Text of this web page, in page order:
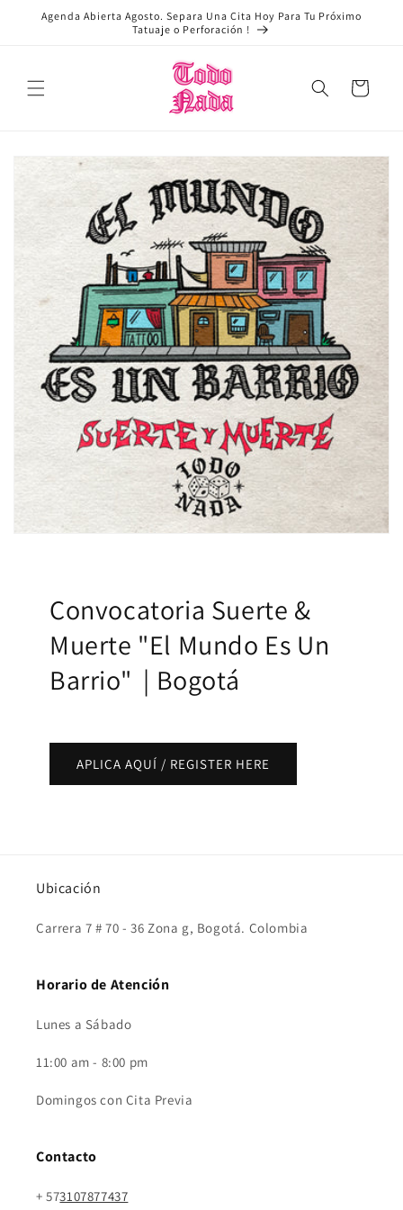
directamente
Agenda Abierta Agosto. Separa Una Cita Hoy Para Tu Próximo
Tatuaje o Perforación !
Carrito
Convocatoria Suerte &
Muerte "El Mundo Es Un
Barrio" | Bogotá
APLICA AQUÍ / REGISTER HERE
Ubicación
Carrera 7 # 70 - 36 Zona g, Bogotá. Colombia
Horario de Atención
Lunes a Sábado
11:00 am - 8:00 pm
Domingos con Cita Previa
Contacto
+ 573107877437